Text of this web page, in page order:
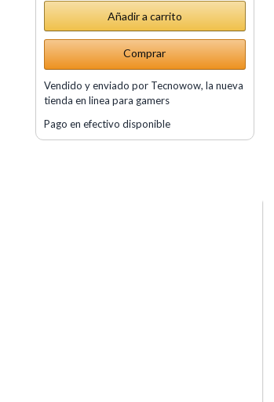
Comprar
Vendido y enviado por Tecnowow, la nueva
tienda en linea para gamers
Pago en efectivo disponible